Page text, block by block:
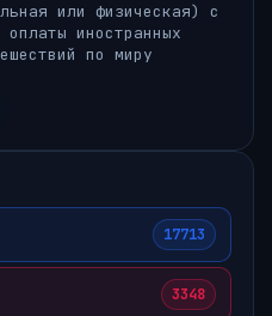
или физическая) с
иностранных
по миру
17713
3348